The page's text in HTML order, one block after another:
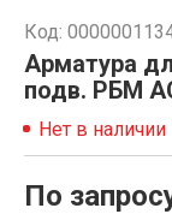
Код:
Арматура
подв. РБМ
Нет в наличии
По